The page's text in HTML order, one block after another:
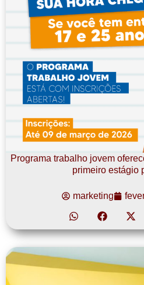
Programa trabalho jovem
primeiro estágio
marketing